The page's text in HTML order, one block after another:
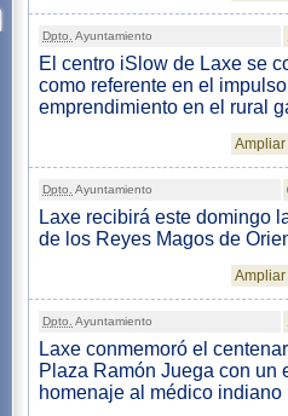
Dpto. Ayuntamiento
El centro iSlow de Laxe se
como referente en el
emprendimiento en el rural
Dpto. Ayuntamiento
Laxe recibirá este domingo
de los Reyes Magos de
Dpto. Ayuntamiento
Laxe conmemoró el
Plaza Ramón Juega con un
homenaje al médico indiano